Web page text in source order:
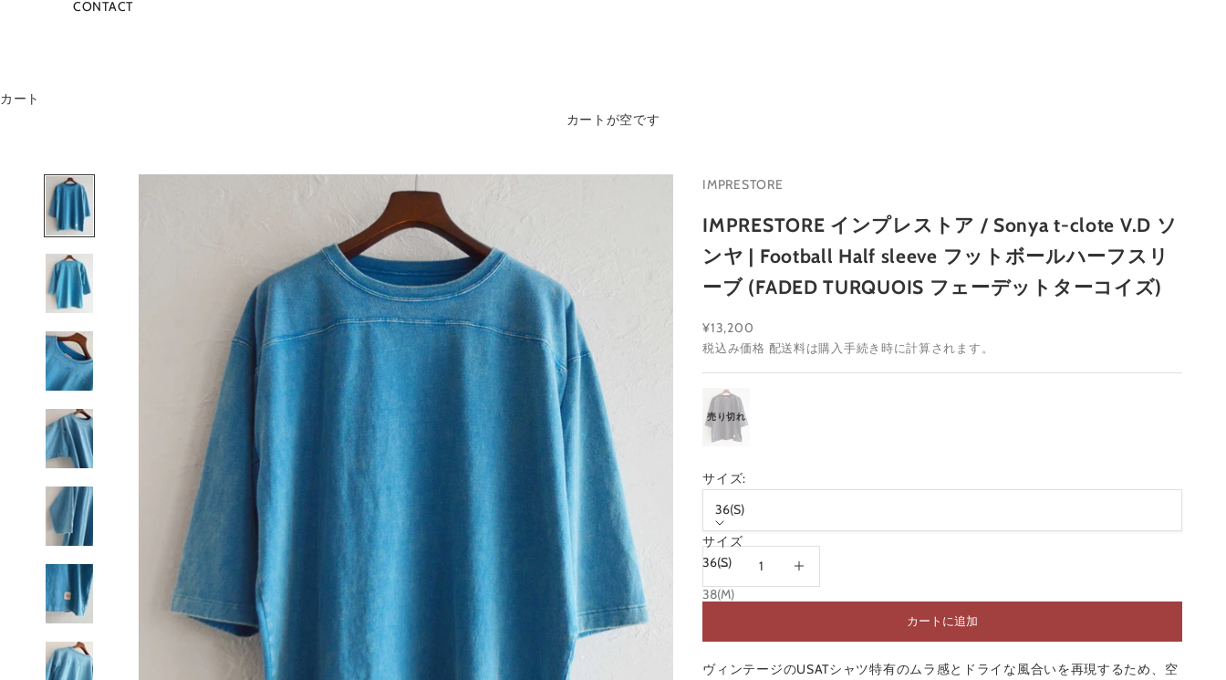
CONTACT
カート
カートが空です
IMPRESTORE
IMPRESTORE インプレストア / Sonya t-clote V.D ソ
ンヤ | Football Half sleeve フットボールハーフスリ
ーブ (FADED TURQUOIS フェーデットターコイズ)
セール価格
¥13,200
税込み価格 配送料は購入手続き時に計算されます。
サイズ:
36(S)
サイズ
36(S)
38(M)
数量を減らす
カートに追加
ヴィンテージのUSATシャツ特有のムラ感とドライな風合いを再現するため、空